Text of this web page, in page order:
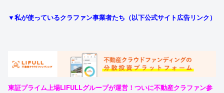
▼私が使っているクラファン事業者たち（以下公式サイト広告リンク）
東証プライム上場LIFULLグループが運営！ついに不動産クラファン参